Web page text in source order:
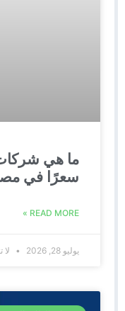
ما هي شركات
سعرًا في مصر لعام
READ MORE »
يوليو 28, 2026 لا